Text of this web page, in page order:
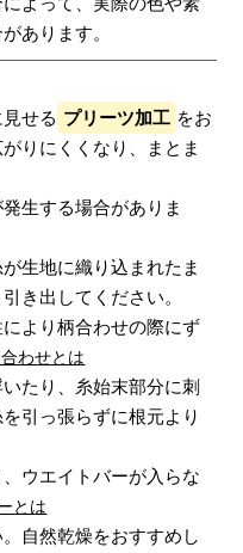
あります。
せる プリーツ加工 をお
りにくくなり、まとま
生する場合がありま
生地に織り込まれたま
き出してください。
より柄合わせの際にず
わせとは
たり、糸始末部分に刺
引っ張らずに根元より
ウエイトバーが入らな
とは
自然乾燥をおすすめし